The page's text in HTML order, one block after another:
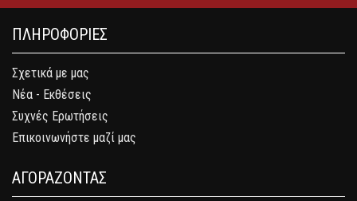
ΠΛΗΡΟΦΟΡΙΕΣ
Σχετικά με μας
Νέα - Εκθέσεις
Συχνές Ερωτήσεις
Επικοινωνήστε μαζί μας
ΑΓΟΡΑΖΟΝΤΑΣ